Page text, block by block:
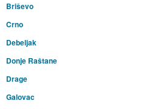
Briševo
Crno
Debeljak
Donje Raštane
Drage
Galovac